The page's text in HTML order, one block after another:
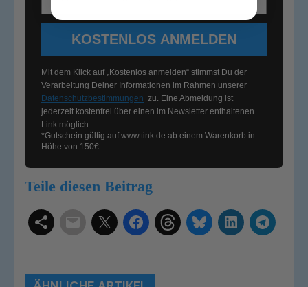
KOSTENLOS ANMELDEN
Mit dem Klick auf „Kostenlos anmelden“ stimmst Du der
Verarbeitung Deiner Informationen im Rahmen unserer
Datenschutzbestimmungen zu. Eine Abmeldung ist
jederzeit kostenfrei über einen im Newsletter enthaltenen
Link möglich.
*Gutschein gültig aufwww.tink.de ab einem Warenkorb in
Höhe von 150€
Teile diesen Beitrag